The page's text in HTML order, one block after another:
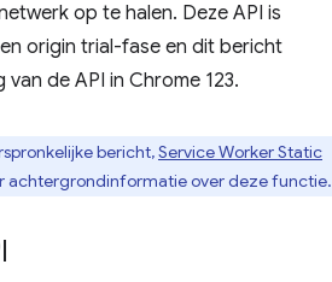
op te halen. Deze API is
origin trial-fase en dit bericht
de API in Chrome 123.
bericht,Service Worker Static
achtergrondinformatie over deze functie.